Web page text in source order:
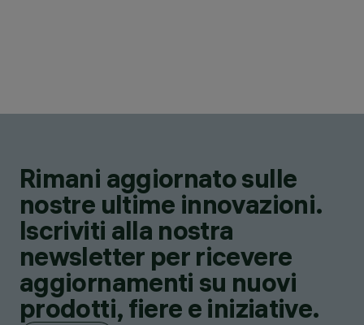
Rimani aggiornato sulle
nostre ultime innovazioni.
Iscriviti alla nostra
newsletter per ricevere
aggiornamenti su nuovi
prodotti, fiere e iniziative.